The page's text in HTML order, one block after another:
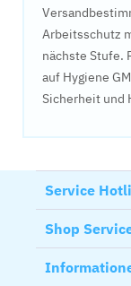
Arbeitsschutz
nächste Stufe.
auf Hygiene
Sicherheit und
Service
Shop